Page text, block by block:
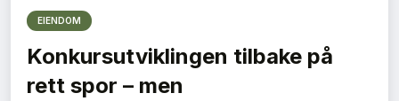
EIENDOM
Konkursutviklingen tilbake på
rett spor – men